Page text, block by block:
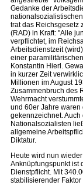
Gedanke der
trat das Reichsgesetz
(RAD) in Kraft: "Alle
verpflichtet, im
Arbeitsdienstzeit
einer
Konstantin Hierl.
in kurzer Zeit
Millionen im August
Zusammenbruch des
Wehrmacht
und 60er Jahre waren
gekennzeichnet.
Nationalsozialisten
allgemeine
Diktatur.
Heute wird nun
Anknüpfungspunkt ist
Dienstpflicht. Mit
stabilisierender